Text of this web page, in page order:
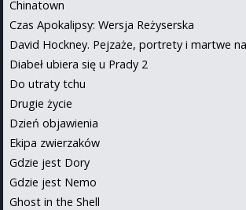
Chinatown
Czas Apokalipsy: Wersja Reżyserska
David Hockney. Pejzaże, portrety i martwe
Diabeł ubiera się u Prady 2
Do utraty tchu
Drugie życie
Dzień objawienia
Ekipa zwierzaków
Gdzie jest Dory
Gdzie jest Nemo
Ghost in the Shell